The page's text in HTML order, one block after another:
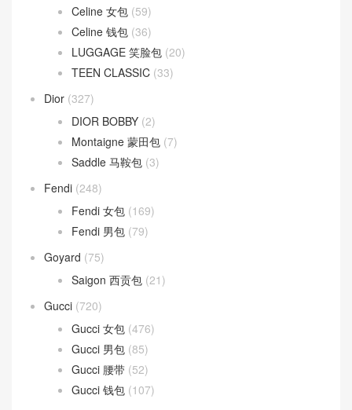
(59)
Celine 钱包(36)
LUGGAGE 笑脸包
TEEN CLASSIC
(327)
DIOR BOBBY
(2)
Montaigne 蒙田包
Saddle 马鞍包 (3)
Fendi (248)
Fendi 女包 (169)
Fendi 男包 (79)
Goyard(75)
Saigon 西贡包
(21)